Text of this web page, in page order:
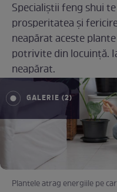
Specialiștii feng shui
prosperitatea și
neapărat aceste
potrivite din locuință.
neapărat.
GALERIE (2)
Plantele atrag energiile pe